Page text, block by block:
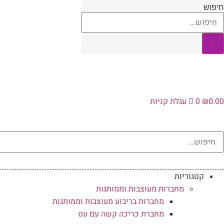
דלג
לתוכן
חיפוש
₪0.00
0 עגלת קניות
קטגוריות
מחברות מעוצבות וממותגות
מחברות בריבוע מעוצבות וממותגות
מחברת כריכה קשה עם עט